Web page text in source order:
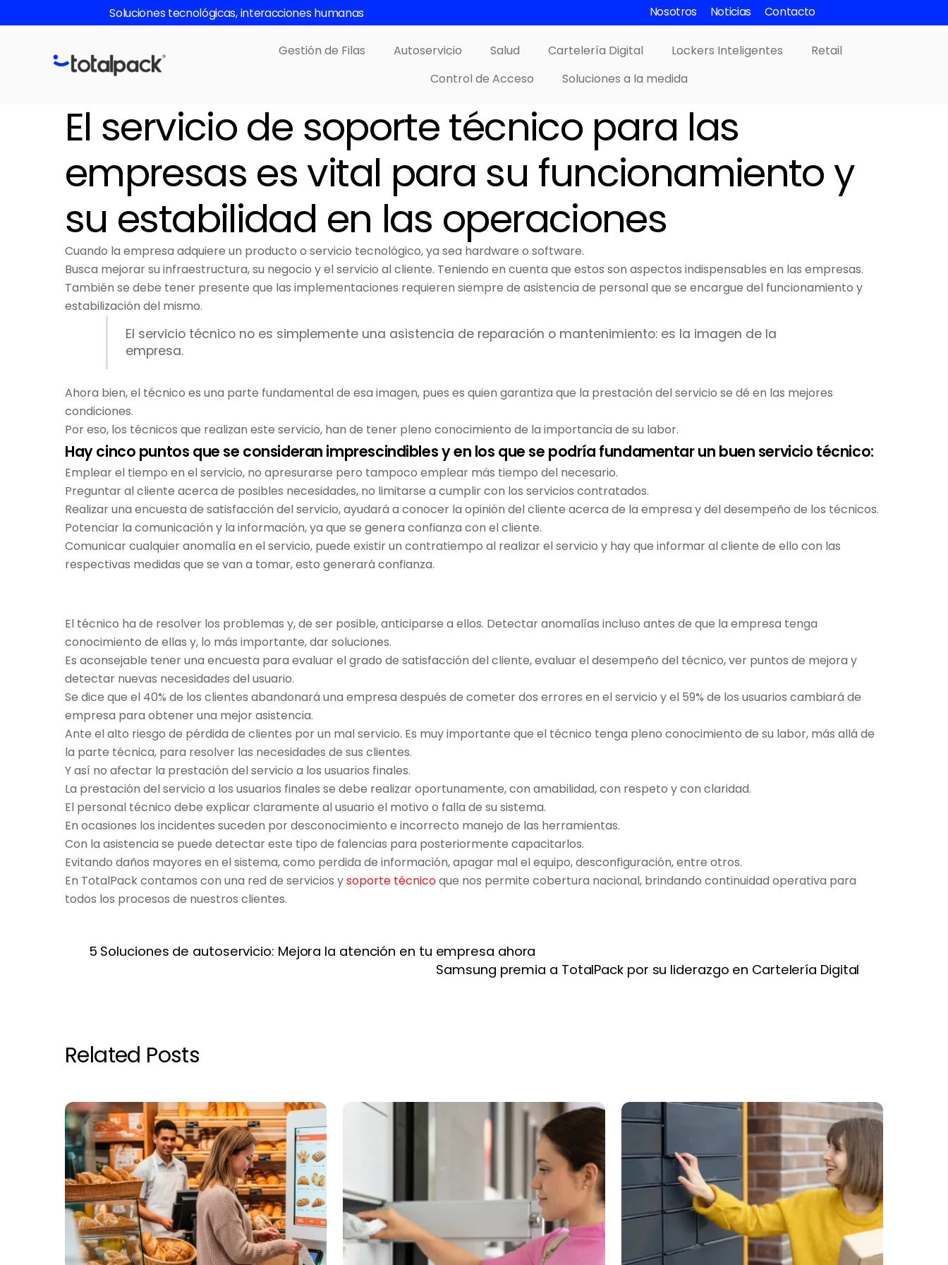
to
Soluciones tecnológicas, interacciones humanas Nosotros Noticias Contacto
Gestión de Filas Autoservicio Salud Cartelería Digital Lockers Inteligentes
Retail
Control de Acceso
Soluciones a la medida
El servicio de soporte técnico para las
empresas es vital para su funcionamiento y
su estabilidad en las operaciones
Cuando la empresa adquiere un producto o servicio tecnológico, ya sea hardware o software.
Busca mejorar su infraestructura, su negocio y el servicio al cliente. Teniendo en cuenta que estos son aspectos indispensables en las empresas.
También se debe tener presente que las implementaciones requieren siempre de asistencia de personal que se encargue del funcionamiento y
estabilización del mismo.
El servicio técnico no es simplemente una asistencia de reparación o mantenimiento: es la imagen de la
empresa.
Ahora bien, el técnico es una parte fundamental de esa imagen, pues es quien garantiza que la prestación del servicio se dé en las mejores
condiciones.
Por eso, los técnicos que realizan este servicio, han de tener pleno conocimiento de la importancia de su labor.
Hay cinco puntos que se consideran imprescindibles y en los que se podría fundamentar un buen servicio técnico:
Emplear el tiempo en el servicio, no apresurarse pero tampoco emplear más tiempo del necesario.
Preguntar al cliente acerca de posibles necesidades, no limitarse a cumplir con los servicios contratados.
Realizar una encuesta de satisfacción del servicio, ayudará a conocer la opinión del cliente acerca de la empresa y del desempeño de los técnicos.
Potenciar la comunicación y la información, ya que se genera confianza con el cliente.
Comunicar cualquier anomalía en el servicio, puede existir un contratiempo al realizar el servicio y hay que informar al cliente de ello con las
respectivas medidas que se van a tomar, esto generará confianza.
El técnico ha de resolver los problemas y, de ser posible, anticiparse a ellos. Detectar anomalías incluso antes de que la empresa tenga
conocimiento de ellas y, lo más importante, dar soluciones.
Es aconsejable tener una encuesta para evaluar el grado de satisfacción del cliente, evaluar el desempeño del técnico, ver puntos de mejora y
detectar nuevas necesidades del usuario.
Se dice que el 40% de los clientes abandonará una empresa después de cometer dos errores en el servicio y el 59% de los usuarios cambiará de
empresa para obtener una mejor asistencia.
Ante el alto riesgo de pérdida de clientes por un mal servicio. Es muy importante que el técnico tenga pleno conocimiento de su labor, más allá de
la parte técnica, para resolver las necesidades de sus clientes.
Y así no afectar la prestación del servicio a los usuarios finales.
La prestación del servicio a los usuarios finales se debe realizar oportunamente, con amabilidad, con respeto y con claridad.
El personal técnico debe explicar claramente al usuario el motivo o falla de su sistema.
En ocasiones los incidentes suceden por desconocimiento e incorrecto manejo de las herramientas.
Con la asistencia se puede detectar este tipo de falencias para posteriormente capacitarlos.
Evitando daños mayores en el sistema, como perdida de información, apagar mal el equipo, desconfiguración, entre otros.
En TotalPack contamos con una red de servicios ysoporte técnicoque nos permite cobertura nacional, brindando continuidad operativa para
todos los procesos de nuestros clientes.
5 Soluciones de autoservicio: Mejora la atención en tu empresa ahora
Samsung premia a TotalPack por su liderazgo en Cartelería Digital
Related Posts